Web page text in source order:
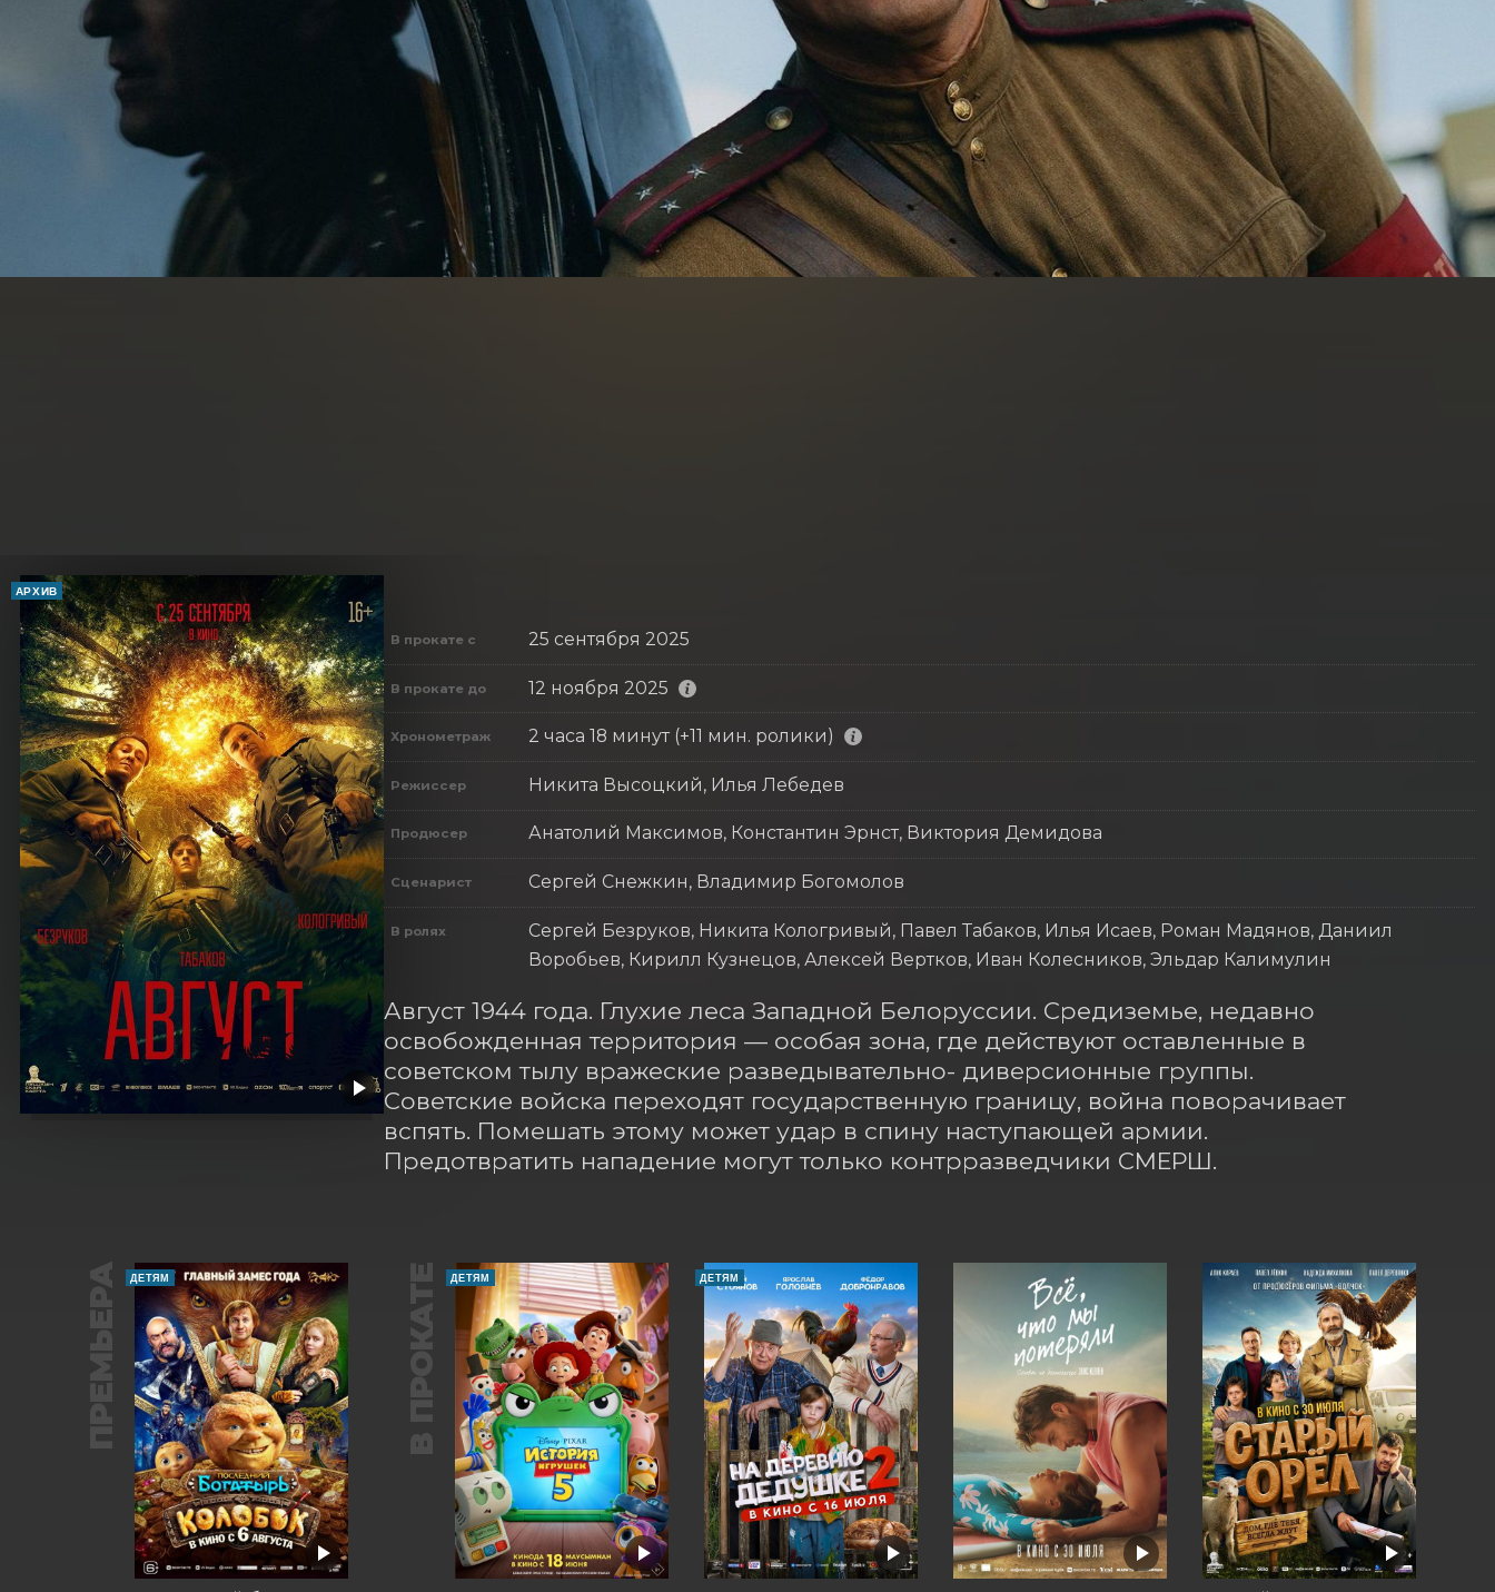
АРХИВ
В прокате с 25 сентября 2025
В прокате до 12 ноября 2025
Хронометраж 2 часа 18 минут (+11 мин. ролики)
Режиссер Никита Высоцкий, Илья Лебедев
Продюсер Анатолий Максимов, Константин Эрнст, Виктория Демидова
Сценарист Сергей Снежкин, Владимир Богомолов
В ролях
Сергей Безруков, Никита Кологривый, Павел Табаков, Илья Исаев, Роман Мадянов, Даниил
Воробьев, Кирилл Кузнецов, Алексей Вертков, Иван Колесников, Эльдар Калимулин
Август 1944 года. Глухие леса Западной Белоруссии. Средиземье, недавно
освобожденная территория — особая зона, где действуют оставленные в
советском тылу вражеские разведывательно- диверсионные группы.
Советские войска переходят государственную границу, война поворачивает
вспять. Помешать этому может удар в спину наступающей армии.
Предотвратить нападение могут только контрразведчики СМЕРШ.
ПРЕМЬЕРА ДЕТЯМ В ПРОКАТЕ ДЕТЯМ ДЕТЯМ